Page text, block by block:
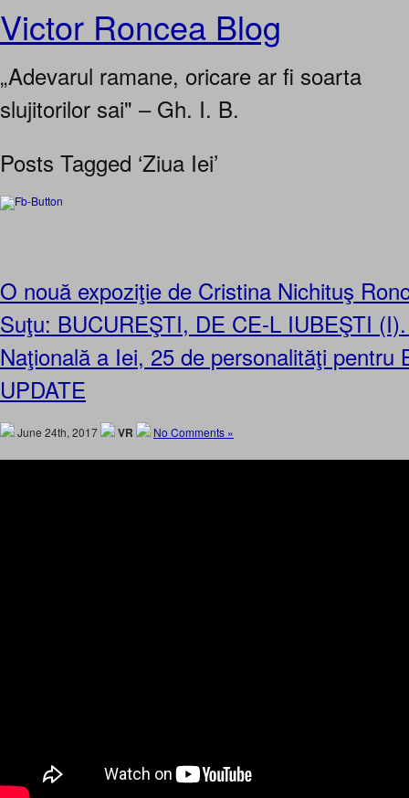
Victor Roncea Blog
„Adevarul ramane, oricare ar fi soarta
slujitorilor sai" – Gh. I. B.
Posts Tagged ‘Ziua Iei’
O nouă expoziţie de Cristina Nichituş
Suţu: BUCUREŞTI, DE CE-L IUBEŞTI
Naţională a Iei, 25 de personalităţi pentru
UPDATE
June 24th, 2017 VR No Comments »